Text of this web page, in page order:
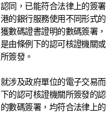
認同，已能符合法律上的簽
港的銀行服務使用不同形式
獲數碼證書證明的數碼簽署
是由條例下的認可核證機關
所簽發。
就涉及政府單位的電子交易
下的認可核證機關所簽發的
的數碼簽署，均符合法律上